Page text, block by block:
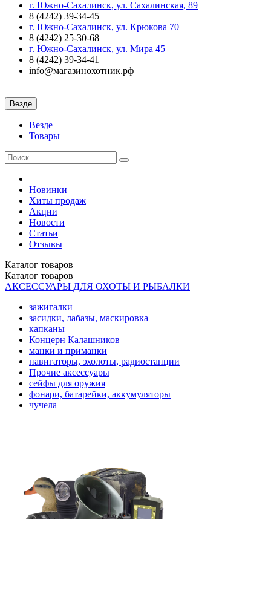
г. Южно-Сахалинск, ул. Сахалинская, 89
8 (4242) 39-34-45
г. Южно-Сахалинск, ул. Крюкова 70
8 (4242) 25-30-68
г. Южно-Сахалинск, ул. Мира 45
8 (4242) 39-34-41
info@магазинохотник.рф
Везде
Везде
Товары
Новинки
Хиты продаж
Акции
Новости
Статьи
Отзывы
Каталог товаров
Каталог товаров
АКСЕССУАРЫ ДЛЯ ОХОТЫ И РЫБАЛКИ
зажигалки
засидки, лабазы, маскировка
капканы
Концерн Калашников
манки и приманки
навигаторы, эхолоты, радиостанции
Прочие аксессуары
сейфы для оружия
фонари, батарейки, аккумуляторы
чучела